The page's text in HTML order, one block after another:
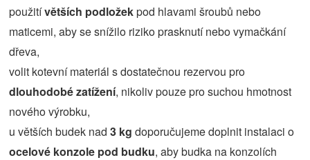
použitívětších podložekpod hlavami šroubů nebo
maticemi, aby se snížilo riziko prasknutí nebo vymačkání
dřeva,
volit kotevní materiál s dostatečnou rezervou pro
dlouhodobé zatížení, nikoliv pouze pro suchou hmotnost
nového výrobku,
u větších budek nad3 kg doporučujeme doplnit instalaci o
ocelové konzole pod budku, aby budka na konzolích